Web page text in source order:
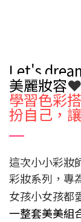
Let's
美麗妝容❤️
學習色彩
扮自己，
這次小小彩妝
彩妝系列，專
女孩小女孩都
一整套美美組